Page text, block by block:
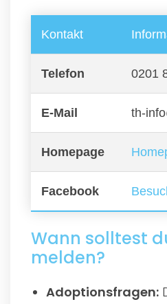
Kontakt
Telefon 0201
E-Mail th-
Homepage
Facebook
Wann solltest
melden?
Adoptionsfragen: